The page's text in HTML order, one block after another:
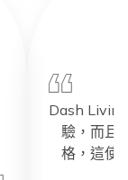
Dash
驗，而且
格，這使